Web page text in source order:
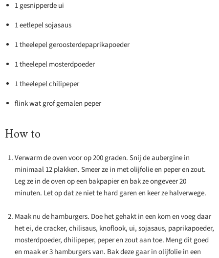
1 gesnipperde ui
1 eetlepel sojasaus
1 theelepel geroosterdepaprikapoeder
1 theelepel mosterdpoeder
1 theelepel chilipeper
flink wat grof gemalen peper
How to
Verwarm de oven voor op 200 graden. Snij de aubergine in
minimaal 12 plakken. Smeer ze in met olijfolie en peper en zout.
Leg ze in de oven op een bakpapier en bak ze ongeveer 20
minuten. Let op dat ze niet te hard garen en keer ze halverwege.
Maak nu de hamburgers. Doe het gehakt in een kom en voeg daar
het ei, de cracker, chilisaus, knoflook, ui, sojasaus, paprikapoeder,
mosterdpoeder, dhilipeper, peper en zout aan toe. Meng dit goed
en maak er 3 hamburgers van. Bak deze gaar in olijfolie in een